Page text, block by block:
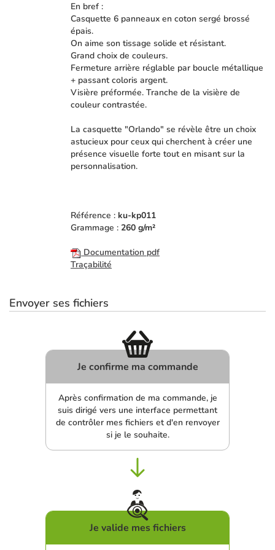
En bref :
Casquette 6 panneaux en coton sergé brossé
épais.
On aime son tissage solide et résistant.
Grand choix de couleurs.
Fermeture arrière réglable par boucle métallique
+ passant coloris argent.
Visière préformée. Tranche de la visière de
couleur contrastée.
La casquette "Orlando" se révèle être un choix
astucieux pour ceux qui cherchent à créer une
présence visuelle forte tout en misant sur la
personnalisation.
Référence : ku-kp011
Grammage : 260 g/m²
Documentation pdf
Traçabilité
Envoyer ses fichiers
Je confirme ma commande
Après confirmation de ma commande, je
suis dirigé vers une interface permettant
de contrôler mes fichiers et d'en renvoyer
si je le souhaite.
Je valide mes fichiers